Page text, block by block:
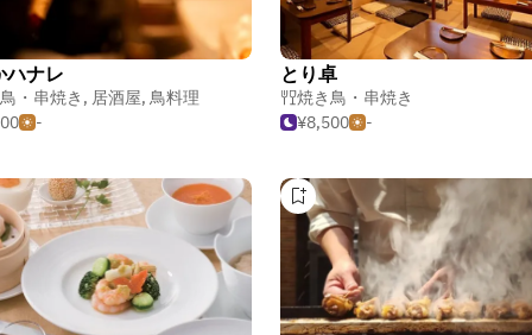
ハナレ
・串焼き , 居酒屋, 鳥料理
-
とり卓
焼き鳥・串焼き
¥8,500
-